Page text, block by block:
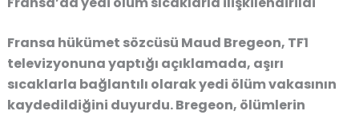
Fransa hükümet sözcüsü Maud Bregeon, TF1
televizyonuna yaptığı açıklamada, aşırı
sıcaklarla bağlantılı olarak yedi ölüm vakasının
kaydedildiğini duyurdu. Bregeon, ölümlerin